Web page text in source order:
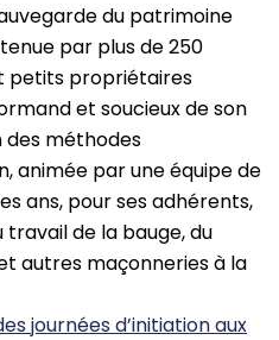
du patrimoine
par plus de 250
petits propriétaires
et soucieux de son
méthodes
animée par une équipe de
ans, pour ses adhérents,
travail de la bauge, du
autres maçonneries à la
journées d’initiation aux